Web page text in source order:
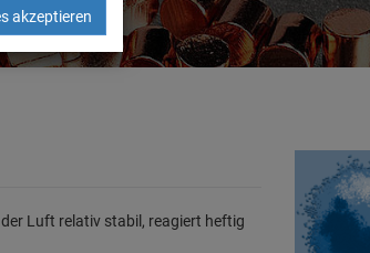
Luft relativ stabil, reagiert heftig
akzeptieren